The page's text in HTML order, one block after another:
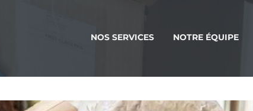
NOS SERVICES NOTRE ÉQUIPE